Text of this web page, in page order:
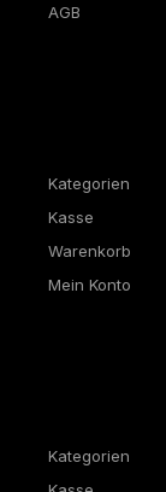
AGB
Kategorien
Kasse
Warenkorb
Mein Konto
Kategorien